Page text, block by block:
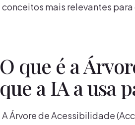
conceitos mais relevantes
O que é a
que a IA a usa
A Árvore de Acessibilidade